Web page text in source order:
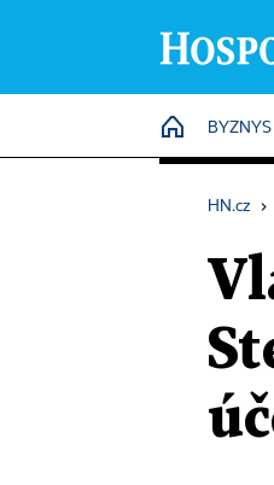
HOME
BYZNYS
HN.cz ›